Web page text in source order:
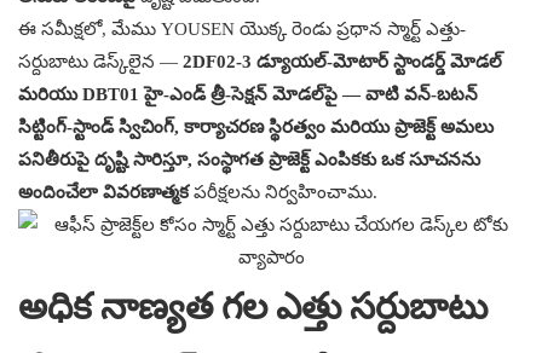
ఈ సమీక్షలో, మేము YOUSEN యొక్క రెండు ప్రధాన స్మార్ట్ ఎత్తు-
సర్దుబాటు డెస్క్‌లైన — 2DF02-3 డ్యూయల్-మోటార్ స్టాండర్డ్ మోడల్
మరియు DBT01 హై-ఎండ్ త్రీ-సెక్షన్ మోడల్‌పై — వాటి వన్-బటన్
సిట్టింగ్-స్టాండ్ స్విచింగ్, కార్యాచరణ స్థిరత్వం మరియు ప్రాజెక్ట్ అమలు
పనితీరుపై దృష్టి సారిస్తూ, సంస్థాగత ప్రాజెక్ట్ ఎంపికకు ఒక సూచనను
అందించేలా వివరణాత్మకపరీక్షలను నిర్వహించాము.
అధిక నాణ్యత గల ఎత్తు సర్దుబాటు